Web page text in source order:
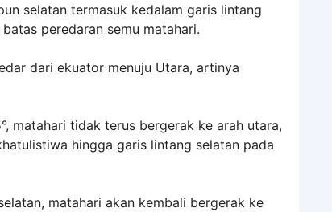
selatan termasuk kedalam garis lintang
peredaran semu matahari.
dari ekuator menuju Utara, artinya
matahari tidak terus bergerak ke arah utara,
hingga garis lintang selatan pada
matahari akan kembali bergerak ke